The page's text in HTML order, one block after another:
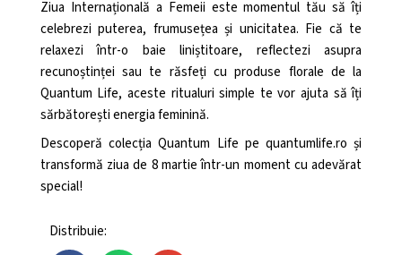
Ziua Internațională a Femeii este momentul tău să îți
celebrezi puterea, frumusețea și unicitatea. Fie că te
relaxezi într-o baie liniștitoare, reflectezi asupra
recunoștinței sau te răsfeți cu produse florale de la
Quantum Life, aceste ritualuri simple te vor ajuta să îți
sărbătorești energia feminină.
Descoperă colecția Quantum Life pe quantumlife.ro și
transformă ziua de 8 martie într-un moment cu adevărat
special!
Distribuie: